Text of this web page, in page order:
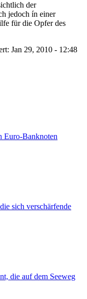
der
jedoch ín einer
für die Opfer des
Jan 29, 2010 - 12:48
Euro-Banknoten
sich verschärfende
die auf dem Seeweg